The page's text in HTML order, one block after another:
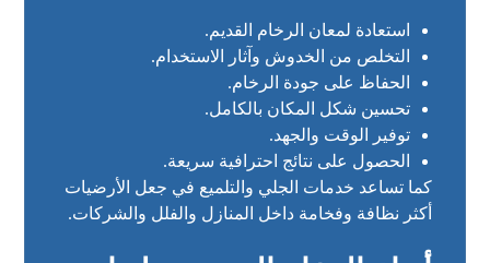
استعادة لمعان الرخام القديم.
التخلص من الخدوش وآثار الاستخدام.
الحفاظ على جودة الرخام.
تحسين شكل المكان بالكامل.
توفير الوقت والجهد.
الحصول على نتائج احترافية سريعة.
كما تساعد خدمات الجلي والتلميع في جعل الأرضيات
أكثر نظافة وفخامة داخل المنازل والفلل والشركات.